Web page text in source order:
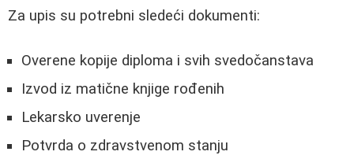
Za upis su potrebni sledeći dokumenti:
Overene kopije diploma i svih svedočanstava
Izvod iz matične knjige rođenih
Lekarsko uverenje
Potvrda o zdravstvenom stanju